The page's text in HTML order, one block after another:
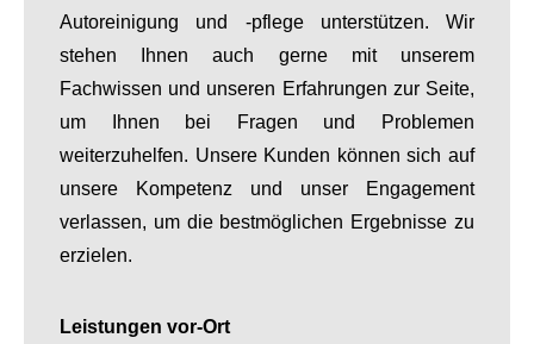
Autoreinigung und -pflege unterstützen. Wir
stehen Ihnen auch gerne mit unserem
Fachwissen und unseren Erfahrungen zur Seite,
um Ihnen bei Fragen und Problemen
weiterzuhelfen. Unsere Kunden können sich auf
unsere Kompetenz und unser Engagement
verlassen, um die bestmöglichen Ergebnisse zu
erzielen.
Leistungen vor-Ort